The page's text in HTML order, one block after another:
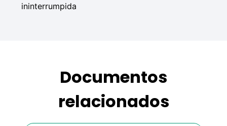
ininterrumpida
Documentos
relacionados